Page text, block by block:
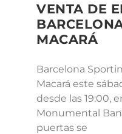
VENTA DE
MACARÁ
Barcelona
Macará este
desde las 19:00,
Monumental
puertas se